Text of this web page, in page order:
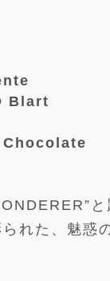
Blart
Chocolate
れた、魅